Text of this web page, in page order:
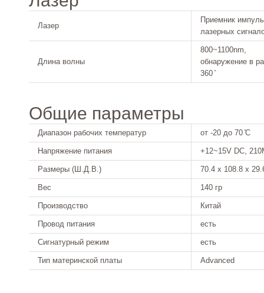
Лазер
Приемник
лазерных
Длина волны
800~1100nm,
обнаружение в
360 ̊
Общие параметры
Диапазон рабочих температур от -20 до 70 ̊C
Напряжение питания +12~15V DC,
Размеры (Ш.Д.В.) 70.4 x 108.8 x
Вес 140 гр
Производство Китай
Провод питания есть
Сигнатурный режим есть
Тип материнской платы Advanced